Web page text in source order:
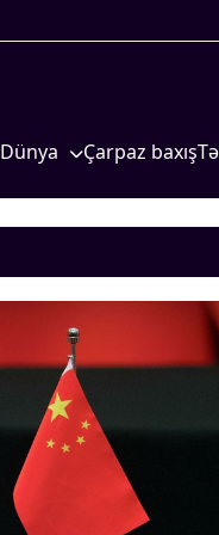
Dünya
Cənubi Qafqaz
Amerika
Asiya
Afrika
Çarpaz baxış